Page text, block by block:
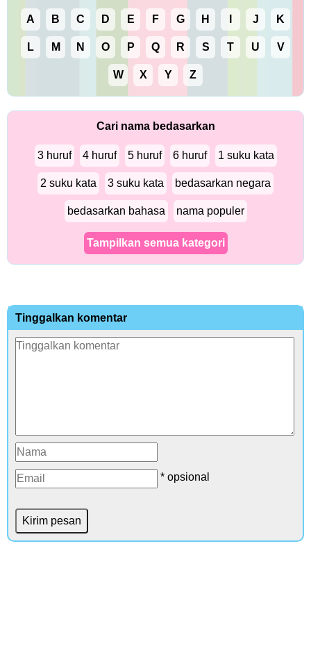
A B C D E F G H J K
L M N O P Q R S T U V
W X Y Z
Cari nama bedasarkan
3 huruf 4 huruf 5 huruf 6 huruf 1 suku kata
2 suku kata 3 suku kata bedasarkan negara
bedasarkan bahasa nama populer
Tampilkan semua kategori
Tinggalkan komentar
* opsional